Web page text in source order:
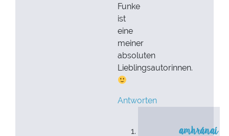
Funke
ist
eine
meiner
absoluten
Lieblingsautorinnen.
Antworten
amhránaí